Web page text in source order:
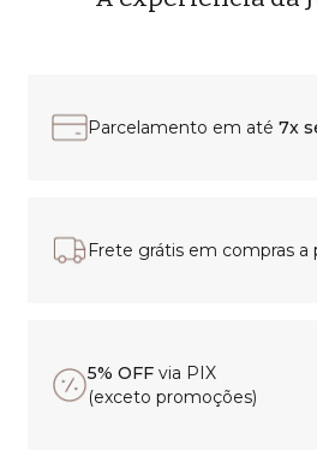
Parcelamento em até 7x
Frete grátis em compras a
5% OFF via PIX
(exceto promoções)